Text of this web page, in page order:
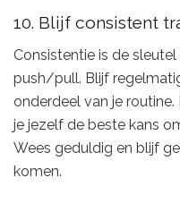
10. Blijf consistent
Consistentie is de
push/pull. Blijf
onderdeel van je
je jezelf de beste kans
Wees geduldig en blijf
komen.